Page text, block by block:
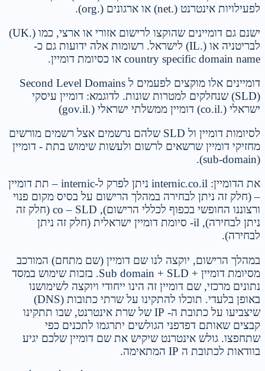
לפעילויות אינטרנט (.net) או ארגונים (.org).
ישנם גם דומיינים שהוקצו לרישום אזורי או ארצי, כמו (.UK)
לבריטניה או (.IL) לישראל. רשומות אלה ידועות גם כ-
country specific domain name או כסיומת דומיין.
דומיינים אלו מוקצים לפעמים ל Second Level Domains
(SLD)שנחלקים למטרות שונות. לדוגמא: דומיין עיסקי
ישראלי (.co.il) דומיין ממשלתי ישראלי (.gov.il)
לסיומות דומיין ול SLD שלהם נרשמים אצל רשמים מורשים
מחזיקי דומיין שרשאים לרשום ולעשות שימוש בתת - דומיין
(sub-domain).
את הדומיין: internic.co.il ניתן לפרק ל-internic – תת דומיין
– (חלק זה ניתן לבחירה במהלך הרישום על בסיס מקום פנוי
ורצוננו החופשי בכפוף לכללי הרישום), co – SLD (חלק זה
ניתן לבחירה), il- סיומת דומיין ישראלית (חלק זה ניתן
לבחירה).
במהלך הרישום, יוקצה לנו שם דומיין (שם מתחם) המורכב
מסיומת דומיין + Sub domain + SLD. בזכות שימוש במסד
נתונים מרכזי, שם דומיין זה הינו ייחודי ויוקצה לשימושנו
באופן בלעדי. תוכלו להתקינו על שרתי כתובות (DNS)
שיצביעו על כתובת ה- IP של שרת אינטרנט, שבו תתקינו
קבצים שאותם דפדפני הגולשים יתרגמו לתכנים כפי
שתחפצו. גולש אינטרנט שיקיש את שם דומיין שלכם יגיע
בוודאות לכתובת ה IP המתאימה.